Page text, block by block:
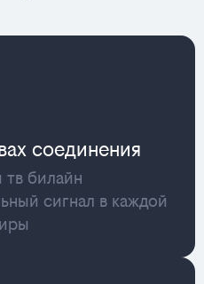
соединения
тв билайн
сигнал в каждой